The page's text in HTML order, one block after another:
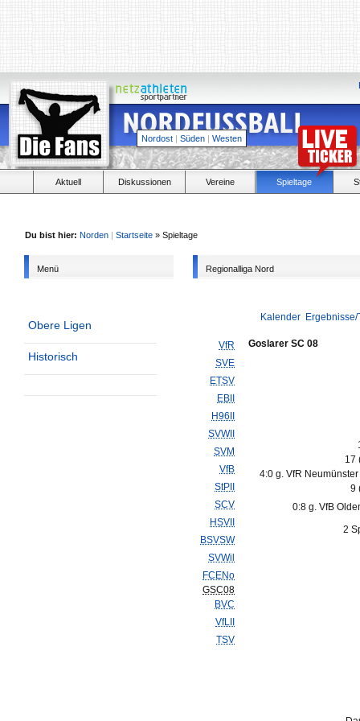
Nordost | Süden | Westen
Aktuell Diskussionen Vereine Spieltage
Du bist hier: Norden | Startseite » Spieltage
Menü
Obere Ligen
Historisch
Regionalliga Nord
Kalender
VfR
SVE
ETSV
EBII
H96II
SVWII
SVM
VfB
StPII
SCV
HSVII
BSVSW
SVWil
FCENo
GSC08
BVC
VfLII
TSV
Goslarer SC 08
17
4:0 g. VfR
9
0:8 g. VfB
2